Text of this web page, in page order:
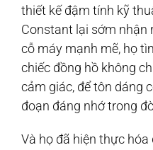
thiết kế đậm tính kỹ
Constant lại sớm nhận
cỗ máy mạnh mẽ, họ
chiếc đồng hồ không
cảm giác, để tôn dáng
đoạn đáng nhớ trong
Và họ đã hiện thực